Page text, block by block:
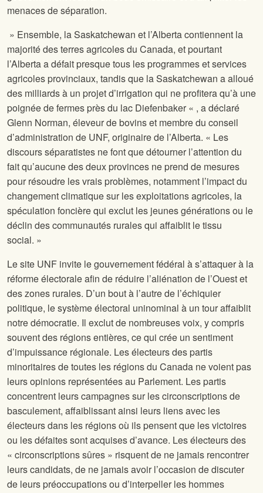
menaces de séparation.
» Ensemble, la Saskatchewan et l’Alberta contiennent la
majorité des terres agricoles du Canada, et pourtant
l’Alberta a défait presque tous les programmes et services
agricoles provinciaux, tandis que la Saskatchewan a alloué
des milliards à un projet d’irrigation qui ne profitera qu’à une
poignée de fermes près du lac Diefenbaker « , a déclaré
Glenn Norman, éleveur de bovins et membre du conseil
d’administration de UNF, originaire de l’Alberta. « Les
discours séparatistes ne font que détourner l’attention du
fait qu’aucune des deux provinces ne prend de mesures
pour résoudre les vrais problèmes, notamment l’impact du
changement climatique sur les exploitations agricoles, la
spéculation foncière qui exclut les jeunes générations ou le
déclin des communautés rurales qui affaiblit le tissu
social. »
Le site UNF invite le gouvernement fédéral à s’attaquer à la
réforme électorale afin de réduire l’aliénation de l’Ouest et
des zones rurales. D’un bout à l’autre de l’échiquier
politique, le système électoral uninominal à un tour affaiblit
notre démocratie. Il exclut de nombreuses voix, y compris
souvent des régions entières, ce qui crée un sentiment
d’impuissance régionale. Les électeurs des partis
minoritaires de toutes les régions du Canada ne voient pas
leurs opinions représentées au Parlement. Les partis
concentrent leurs campagnes sur les circonscriptions de
basculement, affaiblissant ainsi leurs liens avec les
électeurs dans les régions où ils pensent que les victoires
ou les défaites sont acquises d’avance. Les électeurs des
« circonscriptions sûres » risquent de ne jamais rencontrer
leurs candidats, de ne jamais avoir l’occasion de discuter
de leurs préoccupations ou d’interpeller les hommes